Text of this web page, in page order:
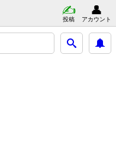
投稿 アカウント